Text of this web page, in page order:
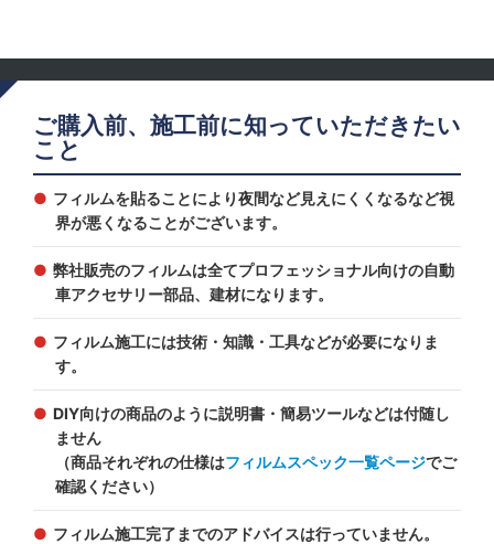
ご購入前、施工前に知っていただきたい
こと
フィルムを貼ることにより夜間など見えにくくなるなど視
界が悪くなることがございます。
弊社販売のフィルムは全てプロフェッショナル向けの自動
車アクセサリー部品、建材になります。
フィルム施工には技術・知識・工具などが必要になりま
す。
DIY向けの商品のように説明書・簡易ツールなどは付随し
ません
（商品それぞれの仕様はフィルムスペック一覧ページでご
確認ください）
フィルム施工完了までのアドバイスは行っていません。